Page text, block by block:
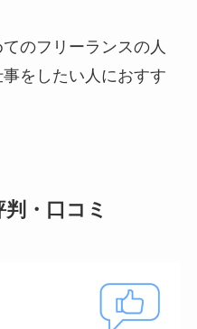
のフリーランスの人
をしたい人におすす
・口コミ